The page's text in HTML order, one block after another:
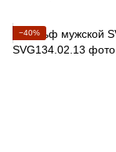
−40%